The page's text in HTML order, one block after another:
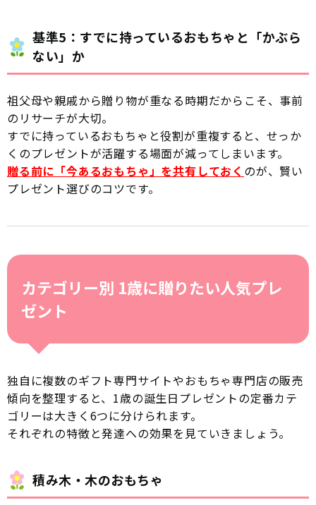
基準5：すでに持っているおもちゃと「かぶら
ない」か
祖父母や親戚から贈り物が重なる時期だからこそ、事前
のリサーチが大切。
すでに持っているおもちゃと役割が重複すると、せっか
くのプレゼントが活躍する場面が減ってしまいます。
贈る前に「今あるおもちゃ」を共有しておく のが、賢い
プレゼント選びのコツです。
カテゴリー別 1歳に贈りたい人気プレ
ゼント
独自に複数のギフト専門サイトやおもちゃ専門店の販売
傾向を整理すると、1歳の誕生日プレゼントの定番カテ
ゴリーは大きく6つに分けられます。
それぞれの特徴と発達への効果を見ていきましょう。
積み木・木のおもちゃ